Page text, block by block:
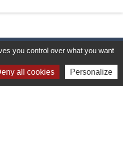
you control over what you want
all cookies Personalize